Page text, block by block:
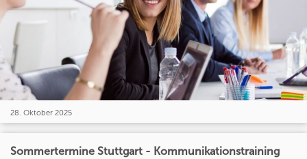
28. Oktober 2025
Sommertermine Stuttgart - Kommunikationstraining